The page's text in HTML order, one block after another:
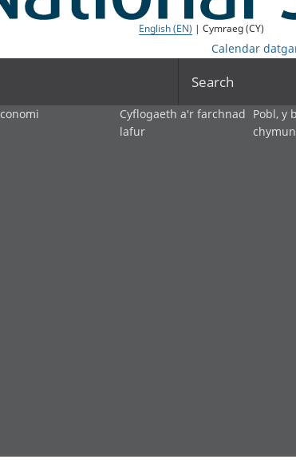
English (EN) | Cymraeg (CY)
Calendar
Search
Cyflogaeth a'r farchnad
lafur
Pobl, y